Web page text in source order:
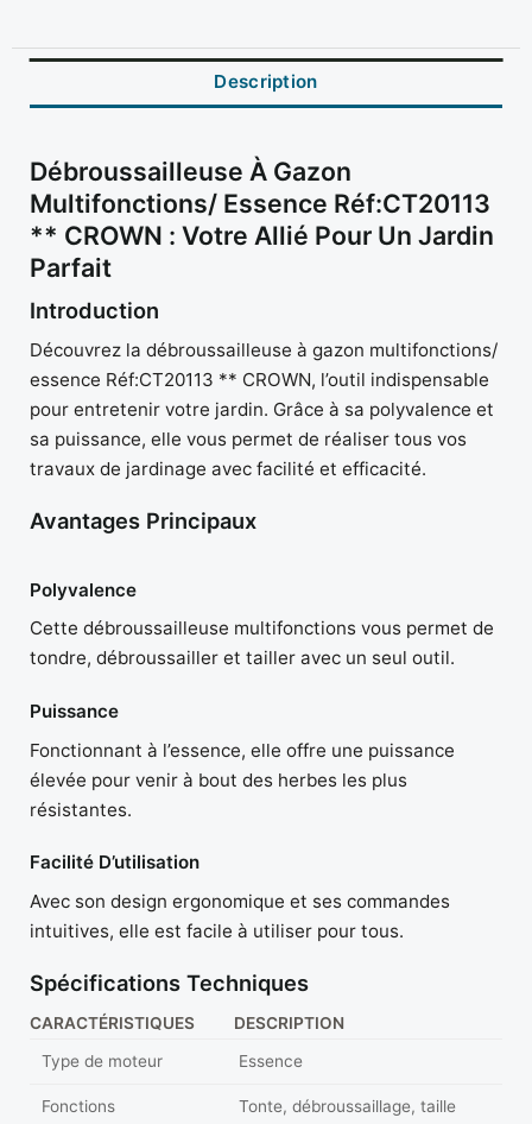
Description
Débroussailleuse À Gazon
Multifonctions/ Essence Réf:CT20113
** CROWN : Votre Allié Pour Un Jardin
Parfait
Introduction
Découvrez la débroussailleuse à gazon multifonctions/
essence Réf:CT20113 ** CROWN, l’outil indispensable
pour entretenir votre jardin. Grâce à sa polyvalence et
sa puissance, elle vous permet de réaliser tous vos
travaux de jardinage avec facilité et efficacité.
Avantages Principaux
Polyvalence
Cette débroussailleuse multifonctions vous permet de
tondre, débroussailler et tailler avec un seul outil.
Puissance
Fonctionnant à l’essence, elle offre une puissance
élevée pour venir à bout des herbes les plus
résistantes.
Facilité D’utilisation
Avec son design ergonomique et ses commandes
intuitives, elle est facile à utiliser pour tous.
Spécifications Techniques
CARACTÉRISTIQUES
DESCRIPTION
Type de moteur
Essence
Fonctions Tonte, débroussaillage, taille